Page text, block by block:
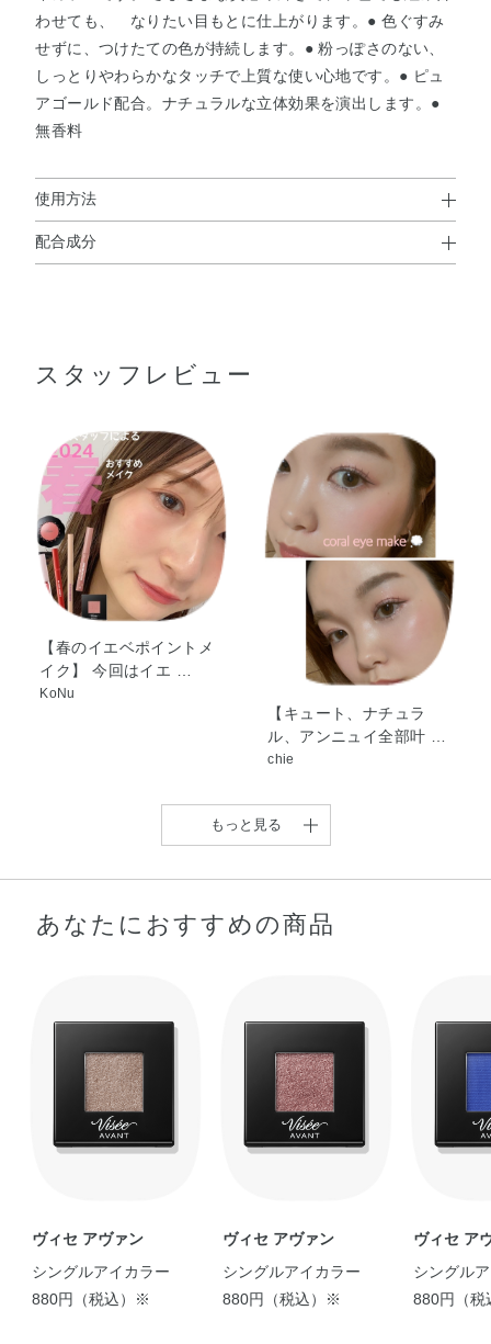
029 030 031 032 033 034
035 036 037 038 039 040
041
054 055
わせても、 なりたい目もとに仕上がります。● 色ぐすみ
せずに、つけたての色が持続します。● 粉っぽさのない、
しっとりやわらかなタッチで上質な使い心地です。● ピュ
アゴールド配合。ナチュラルな立体効果を演出します。●
無香料
使用方法
使用方法
配合成分
ソルビタン・ワセリン・金・酸化スズ・グンジョウ・コン
スタッフレビュー
【春のイエベポイントメ
イク】 今回はイエ …
KoNu
【キュート、ナチュラ
ル、アンニュイ全部叶 …
chie
【春のやわらかオレンジ
メイク♪】 優し …
furu
【ポーチの仲間入り♡】
最近私のポーチ …
Mana
【オトナ女子のブラウン
メイク】 アイカラ …
aiko
＼ハロウィンアイメイク7
選／ マスクを着 …
Kana
✳︎これからの季節に！プ
チプラフレッシュ …
chie
【儚げ簡単にナチュラル
ブラウンアイ♡】 …
Yumi
もっと見る
あなたにおすすめの商品
ヴィセ アヴァン
シングルアイカラー
880円（税込）※
ヴィセ アヴァン
シングルアイカラー
880円（税込）※
ヴィセ ア
シングル
880円（